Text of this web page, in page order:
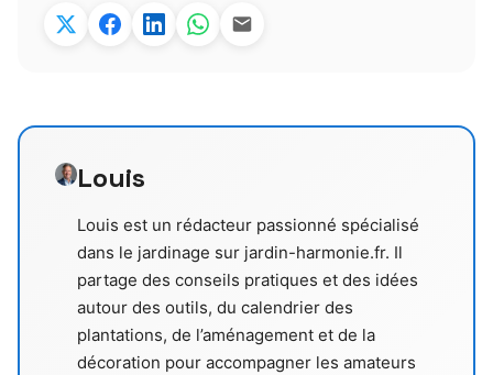
Louis
Louis est un rédacteur passionné spécialisé
dans le jardinage sur jardin-harmonie.fr. Il
partage des conseils pratiques et des idées
autour des outils, du calendrier des
plantations, de l’aménagement et de la
décoration pour accompagner les amateurs